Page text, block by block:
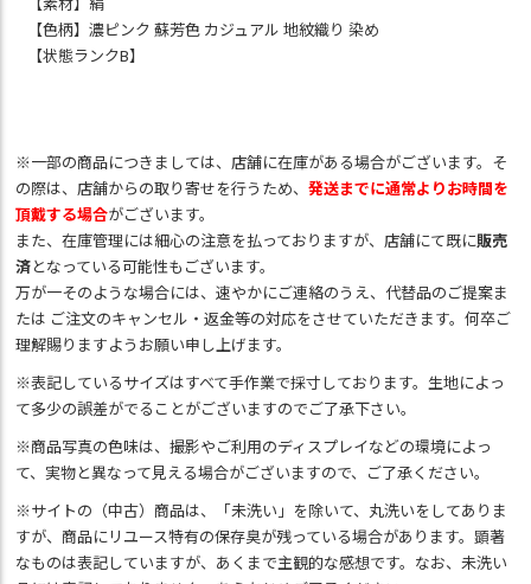
【色柄】濃ピンク 蘇芳色 カジュアル 地紋織り 染め
【状態ランクB】
※一部の商品につきましては、店舗に在庫がある場合がございます。そ
の際は、店舗からの取り寄せを行うため、発送までに通常よりお時間を
頂戴する場合がございます。
また、在庫管理には細心の注意を払っておりますが、店舗にて既に販売
済となっている可能性もございます。
万が一そのような場合には、速やかにご連絡のうえ、代替品のご提案ま
たは ご注文のキャンセル・返金等の対応をさせていただきます。何卒ご
理解賜りますようお願い申し上げます。
※表記しているサイズはすべて手作業で採寸しております。生地によっ
て多少の誤差がでることがございますのでご了承下さい。
※商品写真の色味は、撮影やご利用のディスプレイなどの環境によっ
て、実物と異なって見える場合がございますので、ご了承ください。
※サイトの（中古）商品は、「未洗い」を除いて、丸洗いをしてありま
すが、商品にリユース特有の保存臭が残っている場合があります。顕著
なものは表記していますが、あくまで主観的な感想です。なお、未洗い